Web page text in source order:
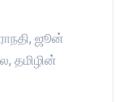
ஜூன்
தமிழின்